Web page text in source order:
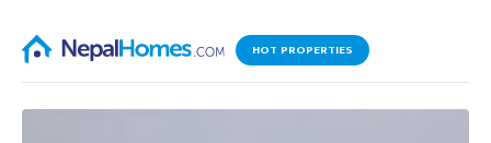
HOT PROPERTIES